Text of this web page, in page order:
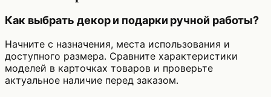
Как выбрать декор и подарки ручной работы?
Начните с назначения, места использования и
доступного размера. Сравните характеристики
моделей в карточках товаров и проверьте
актуальное наличие перед заказом.